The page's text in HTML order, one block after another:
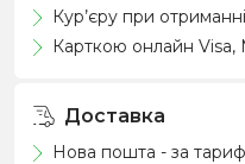
Кур’єру при
Карткою онлайн Visa,
Доставка
Нова пошта - за